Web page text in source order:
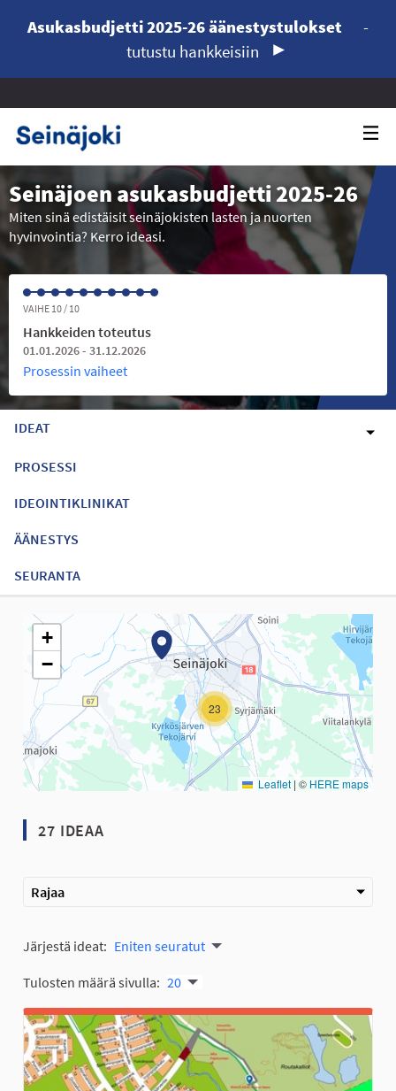
Asukasbudjetti 2025-26 äänestystulokset
-
tutustu hankkeisiin
Seinäjoen asukasbudjetti 2025-26
Miten sinä edistäisit seinäjokisten lasten ja nuorten
hyvinvointia? Kerro ideasi.
VAIHE 10 / 10
Hankkeiden toteutus
01.01.2026 - 31.12.2026
Prosessin vaiheet
IDEAT
PROSESSI
IDEOINTIKLINIKAT
ÄÄNESTYS
SEURANTA
Seuraavassa elementissä on kartta, joka esittää tämän
23
+
−
Leaflet | © HERE maps
27 IDEAA
Rajaa
Järjestä ideat: Eniten seuratut
Tulosten määrä sivulla: 20